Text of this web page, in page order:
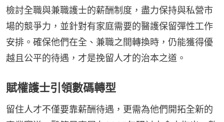
檢討全職與兼職護士的薪酬制度，盡力保持與私營市
場的競爭力，並針對有家庭需要的醫護保留彈性工作
安排。確保他們在全、兼職之間轉換時，仍能獲得優
越且公平的待遇，才是挽留人才的治本之道。
賦權護士引領數碼轉型
留住人才不僅要靠薪酬待遇，更需為他們開拓全新的